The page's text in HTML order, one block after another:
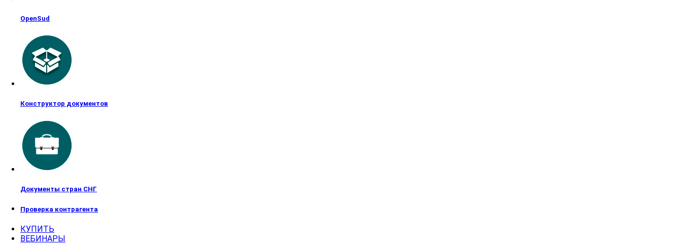
OpenSud
Конструктор документов
Документы стран СНГ
Проверка контрагента
КУПИТЬ
ВЕБИНАРЫ